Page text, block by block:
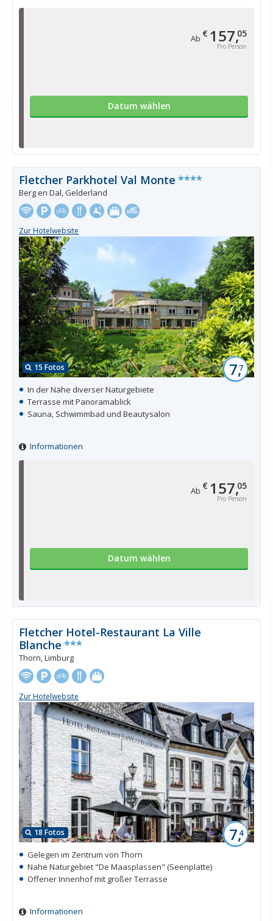
Ab € 157,05
Pro Person
Datum wählen
Ab € 157,05
Pro Person
Datum wählen
15 Fotos 7,7
Fletcher Parkhotel Val Monte ****
Berg en Dal, Gelderland
Zur Hotelwebsite
In der Nähe diverser Naturgebiete
Terrasse mit Panoramablick
Sauna, Schwimmbad und Beautysalon
Informationen
18 Fotos 7,4
Fletcher Hotel-Restaurant La Ville
Blanche ***
Thorn, Limburg
Zur Hotelwebsite
Gelegen im Zentrum von Thorn
Nahe Naturgebiet "De Maasplassen" (Seenplatte)
Offener Innenhof mit großer Terrasse
Informationen